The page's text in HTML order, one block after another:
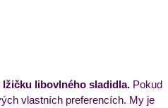
libovlného sladidla. Pokud
vlastních preferencích. My je